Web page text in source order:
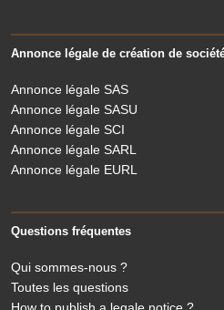
Annonce légale de création de
Annonce légale SAS
Annonce légale SASU
Annonce légale SCI
Annonce légale SARL
Annonce légale EURL
Questions fréquentes
Qui sommes-nous ?
Toutes les questions